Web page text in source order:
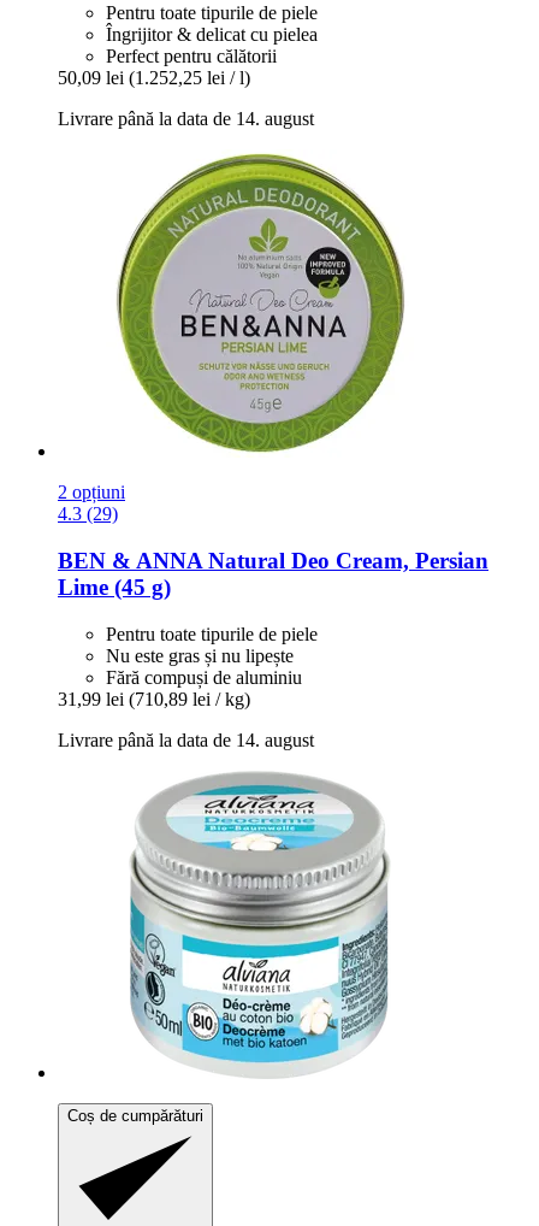
Pentru toate tipurile de piele
Îngrijitor & delicat cu pielea
Perfect pentru călătorii
50,09 lei (1.252,25 lei / l)
Livrare până la data de 14. august
2 opțiuni
4.3 (29)
BEN & ANNA Natural Deo Cream, Persian
Lime (45 g)
Pentru toate tipurile de piele
Nu este gras și nu lipește
Fără compuși de aluminiu
31,99 lei (710,89 lei / kg)
Livrare până la data de 14. august
Coș de cumpărături